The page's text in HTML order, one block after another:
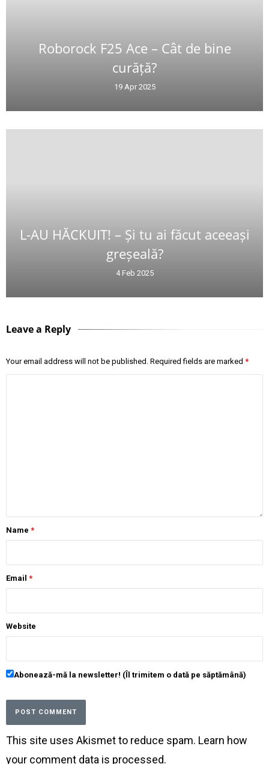
Roborock F25 Ace – Cât de bine
curăță?
19 Apr 2025
L-AU HĂCKUIT! – Și tu ai făcut aceeași
greșeală?
4 Feb 2025
Leave a Reply
Your email address will not be published. Required fields are marked *
Name *
Email *
Website
Abonează-mă la newsletter! (Îl trimitem o dată pe săptămână)
This site uses Akismet to reduce spam. Learn how
your comment data is processed.